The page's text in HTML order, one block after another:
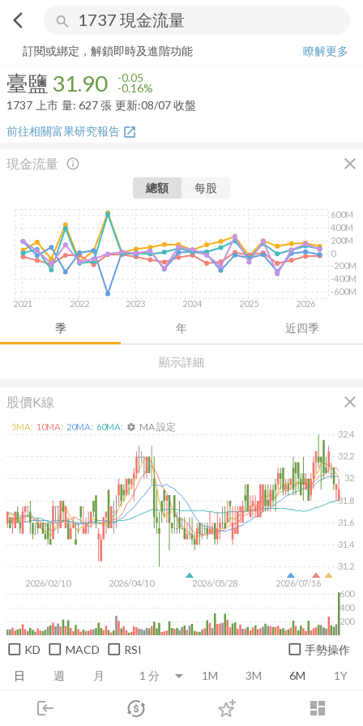
arrow_back_ios search
login dashboard
市場 登入
臺鹽 31.90-0.16%
訂閱或綁定，解鎖即時及進階功能
瞭解更多
臺鹽 31.90 -0.05
-0.16%
1737 上市 量: 627張 更新:08/07 收盤
前往相關富果研究報告 open_in_new
現金流量 close
顯示詳細
info_outline
季 年 近四季
總額 每股
2021 2022 2023 2024 2025 2026
-600M
-400M
-200M
0
200M
400M
600M
股價K線 close
日 週 月 1M 3M 6M 1Y
2026/02/10 2026/04/10 2026/05/28 2026/07/16
31.2
31.4
31.6
31.8
32
32.2
32.4
200
400
600
5MA: 10MA: 20MA: 60MA: settings MA 設定
KD MACD RSI 手勢操作
推薦卡片 消息面 財務報